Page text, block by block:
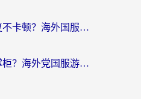
波兰怎么玩无悔华夏不卡顿？海外国服游戏加速器终极指南（附征途2萤火突击解决方案）
英国怎么玩叫我大掌柜？海外党国服游戏加速避坑指南（附实测推荐）